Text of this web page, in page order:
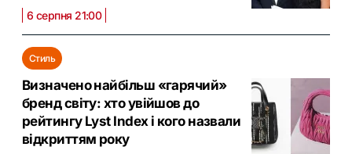
6 серпня 21:00
Стиль
Визначено найбільш «гарячий»
бренд світу: хто увійшов до
рейтингу Lyst Index і кого назвали
відкриттям року